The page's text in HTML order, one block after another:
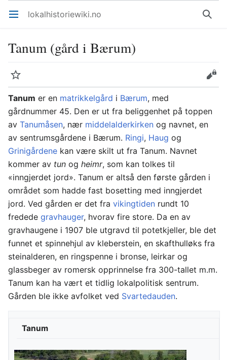
Åpne hovedmenyen lokalhistoriewiki.no Søk
Tanum (gård i Bærum)
Overvåk
Rediger
Tanum er en matrikkelgård i Bærum, med
gårdnummer 45. Den er ut fra beliggenhet på toppen
av Tanumåsen, nær middelalderkirken og navnet, en
av sentrumsgårdene i Bærum. Ringi, Haug og
Grinigårdene kan være skilt ut fra Tanum. Navnet
kommer av tun og heimr, som kan tolkes til
«inngjerdet jord». Tanum er altså den første gården i
området som hadde fast bosetting med inngjerdet
jord. Ved gården er det fra vikingtiden rundt 10
fredede gravhauger, hvorav fire store. Da en av
gravhaugene i 1907 ble utgravd til potetkjeller, ble det
funnet et spinnehjul av kleberstein, en skafthulløks fra
steinalderen, en ringspenne i bronse, leirkar og
glassbeger av romersk opprinnelse fra 300-tallet m.m.
Tanum kan ha vært et tidlig lokalpolitisk sentrum.
Gården ble ikke avfolket ved Svartedauden.
Tanum